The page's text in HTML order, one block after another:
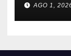
AGO 1,